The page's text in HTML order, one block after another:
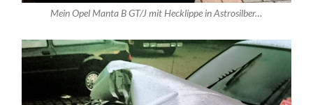
Mein Opel Manta B GT/J mit Hecklippe in Astrosilber…